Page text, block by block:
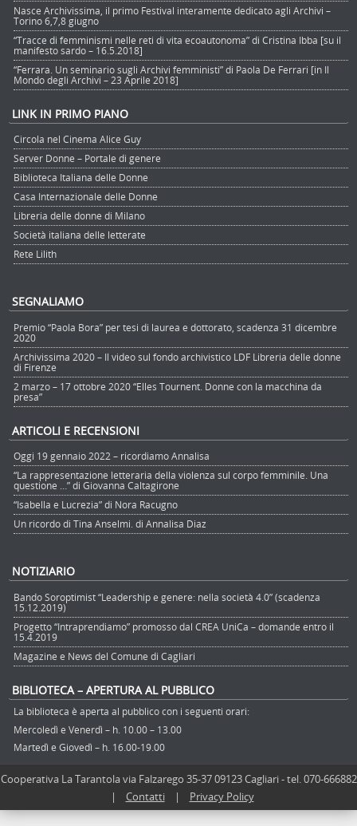
Nasce Archivissima, il primo Festival interamente dedicato agli Archivi –
Torino 6,7,8 giugno
“Tracce di femminismi nelle reti di vita ecoautonoma” di Cristina Ibba [su il
manifesto sardo – 16.5.2018]
“Ferrara. Un seminario sugli Archivi femministi” di Paola De Ferrari [in Il
Mondo degli Archivi – 23 Aprile 2018]
LINK IN PRIMO PIANO
Circola nel Cinema Alice Guy
Server Donne – Portale di genere
Biblioteca Italiana delle Donne
Casa Internazionale delle Donne
Libreria delle donne di Milano
Società italiana delle letterate
Rete Lilith
SEGNALIAMO
Premio “Paola Bora” per tesi di laurea e dottorato, scadenza 31 dicembre
2020
Archivissima 2020 – Il video sul fondo archivistico LDF Libreria delle donne
di Firenze
2 marzo – 17 ottobre 2020 “Elles Tournent. Donne con la macchina da
presa”
ARTICOLI E RECENSIONI
Oggi 19 gennaio 2022 – ricordiamo Annalisa
“La rappresentazione letteraria della violenza sul corpo femminile. Una
questione …” di Giovanna Caltagirone
“Isabella e Lucrezia” di Nora Racugno
Un ricordo di Tina Anselmi. di Annalisa Diaz
NOTIZIARIO
Bando Soroptimist “Leadership e genere: nella società 4.0” (scadenza
15.12.2019)
Progetto “Intraprendiamo” promosso dal CREA UniCa – domande entro il
15.4.2019
Magazine e News del Comune di Cagliari
BIBLIOTECA – APERTURA AL PUBBLICO
La biblioteca è aperta al pubblico con i seguenti orari:
Mercoledì e Venerdì – h. 10.00 – 13.00
Martedì e Giovedì – h. 16.00-19.00
Cooperativa La Tarantola via Falzarego 35-37 09123 Cagliari - tel. 070-666882
| Contatti| Privacy Policy